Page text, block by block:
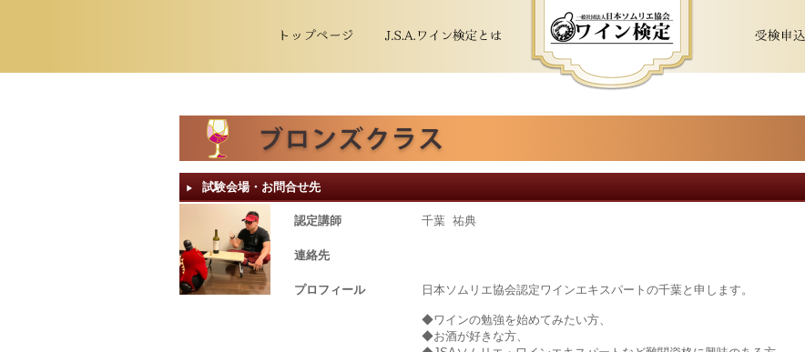
▶︎ 試験会場・お問合せ先
認定講師 千葉 祐典
連絡先
プロフィール 日本ソムリエ協会認定ワインエキスパートの千葉と申します。
◆ワインの勉強を始めてみたい方、
◆お酒が好きな方、